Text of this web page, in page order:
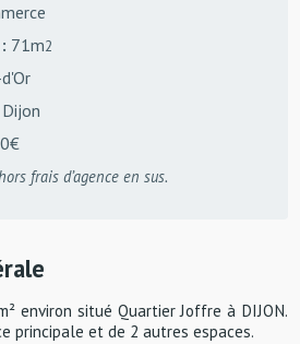
71m2
frais d’agence en sus.
environ situé Quartier Joffre à DIJON.
principale et de 2 autres espaces.